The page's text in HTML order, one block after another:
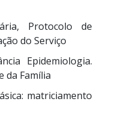
Protocolo de
do Serviço
Epidemiologia.
da Família
matriciamento